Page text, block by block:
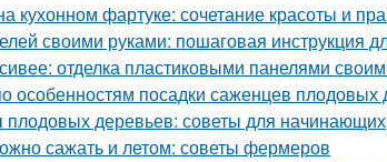
кухонном фартуке: сочетание красоты и
своими руками: пошаговая инструкция
отделка пластиковыми панелями
особенностям посадки саженцев плодовых
плодовых деревьев: советы для начинающих
сажать и летом: советы фермеров